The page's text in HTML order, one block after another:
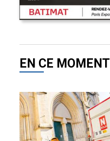
EN CE MOMENT